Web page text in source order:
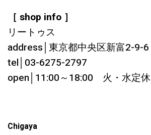
［ shop info ］
リートゥス
address│東京都中央区新富2-9-6
tel│03-6275-2797
open│11:00～18:00 火・水定休
Chigaya